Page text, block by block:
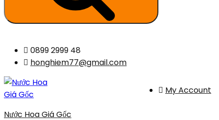
Skip
content
0899 2999 48
honghiem77@gmail.com
My Account
Nước Hoa Giá Gốc